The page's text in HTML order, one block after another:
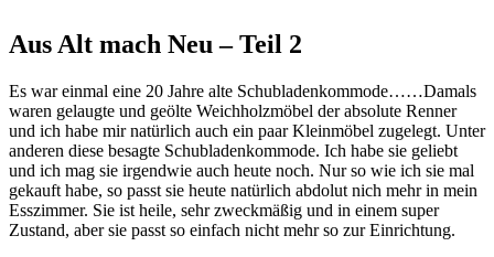
Aus Alt mach Neu – Teil 2
Es war einmal eine 20 Jahre alte Schubladenkommode……Damals
waren gelaugte und geölte Weichholzmöbel der absolute Renner
und ich habe mir natürlich auch ein paar Kleinmöbel zugelegt. Unter
anderen diese besagte Schubladenkommode. Ich habe sie geliebt
und ich mag sie irgendwie auch heute noch. Nur so wie ich sie mal
gekauft habe, so passt sie heute natürlich abdolut nich mehr in mein
Esszimmer. Sie ist heile, sehr zweckmäßig und in einem super
Zustand, aber sie passt so einfach nicht mehr so zur Einrichtung.